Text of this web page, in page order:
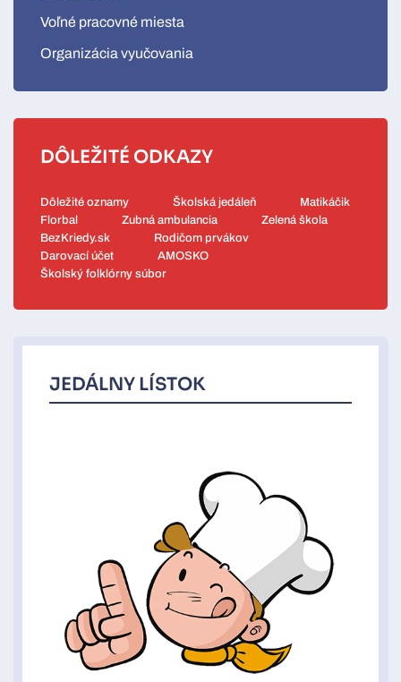
Voľné pracovné miesta
Organizácia vyučovania
DÔLEŽITÉ ODKAZY
Dôležité oznamy Školská jedáleň
Matikáčik
Florbal
Zubná ambulancia
Zelená škola
BezKriedy.sk
Rodičom prvákov
Darovací účet
AMOSKO
Školský folklórny súbor
JEDÁLNY LÍSTOK